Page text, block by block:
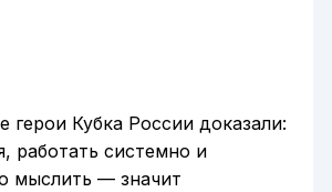
Кубка России доказали:
работать системно и
мыслить — значит